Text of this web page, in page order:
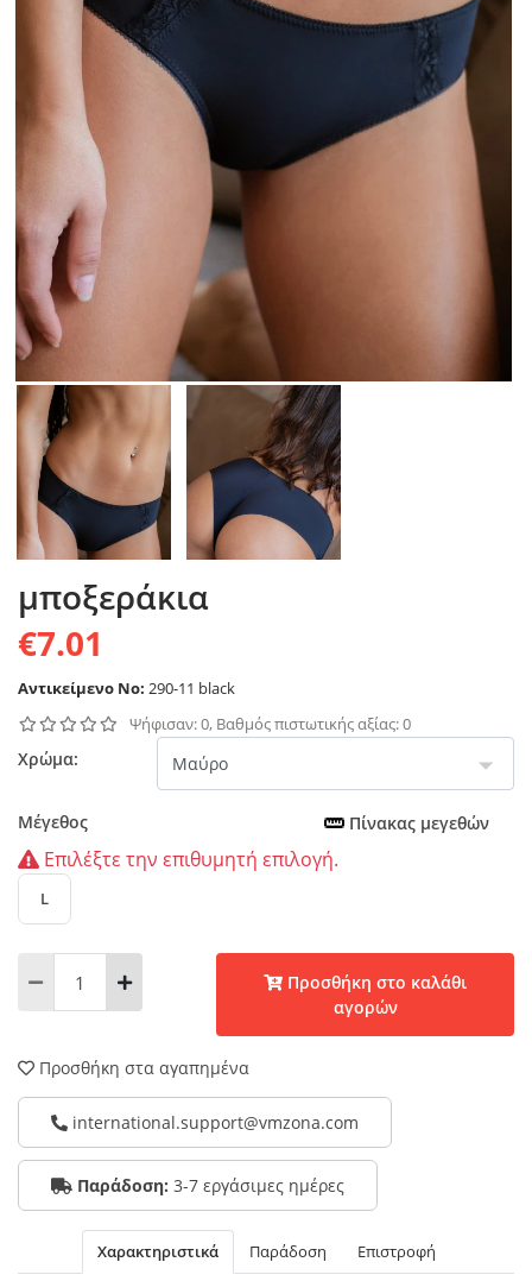
μποξεράκια
€7.01
Αντικείμενο No: 290-11 black
Ψήφισαν: 0, Βαθμός πιστωτικής αξίας: 0
Χρώμα:
Μέγεθος Πίνακας μεγεθών
Επιλέξτε την επιθυμητή επιλογή.
L
αγορών
Προσθήκη στα αγαπημένα
international.support@vmzona.com
Παράδοση: 3-7 εργάσιμες ημέρες
Χαρακτηριστικά Παράδοση Επιστροφή